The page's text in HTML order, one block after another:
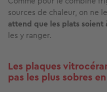
sources de chaleur, on ne
attend que les plats
les y ranger.
Les plaques
pas les plus sobres